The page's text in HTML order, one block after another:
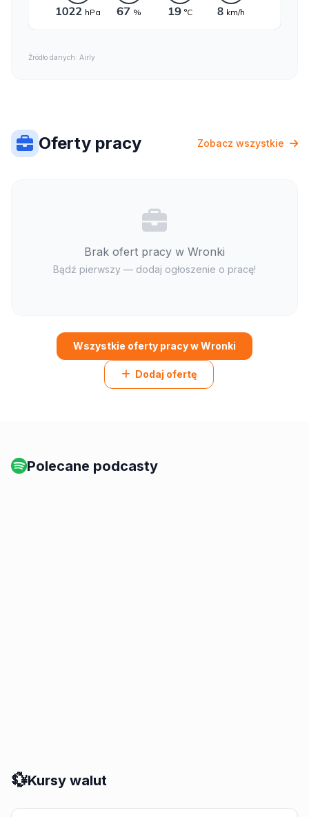
Źródło danych: Airly
Oferty pracy Zobacz wszystkie
Brak ofert pracy w Wronki
Bądź pierwszy — dodaj ogłoszenie o pracę!
Wszystkie oferty pracy w Wronki
Dodaj ofertę
Polecane podcasty
💱Kursy walut